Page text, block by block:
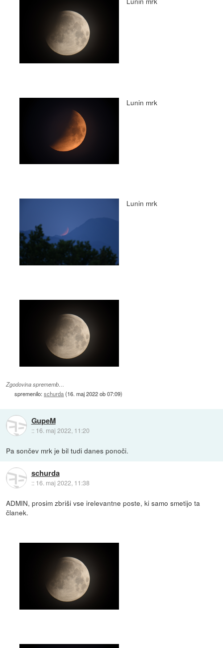
Lunin mrk
Lunin mrk
Zgodovina sprememb…
spremenilo:schurda(16. maj 2022 ob 07:09)
GupeM
:: 16. maj 2022, 11:20
Pa sončev mrk je bil tudi danes ponoči.
schurda
:: 16. maj 2022, 11:38
ADMIN, prosim zbriši vse irelevantne poste, ki samo smetijo ta
članek.